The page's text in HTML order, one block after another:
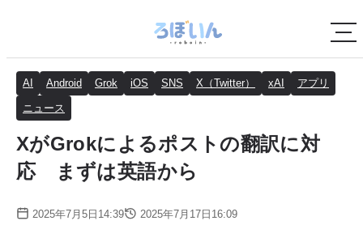
AI Android Grok iOS SNS X（Twitter） xAI アプリ
ニュース
XがGrokによるポストの翻訳に対
応 まずは英語から
2025年7月5日14:39 2025年7月17日16:09